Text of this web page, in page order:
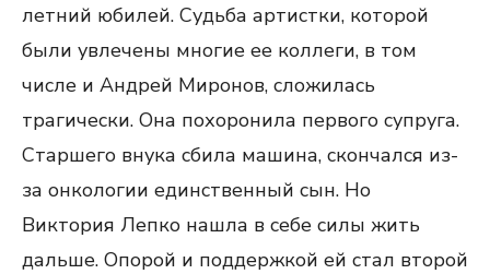
летний юбилей. Судьба артистки, которой
были увлечены многие ее коллеги, в том
числе и Андрей Миронов, сложилась
трагически. Она похоронила первого супруга.
Старшего внука сбила машина, скончался из-
за онкологии единственный сын. Но
Виктория Лепко нашла в себе силы жить
дальше. Опорой и поддержкой ей стал второй